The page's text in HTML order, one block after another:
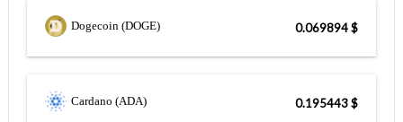
Dogecoin (DOGE) $ 0.069894
Cardano (ADA) $ 0.195443